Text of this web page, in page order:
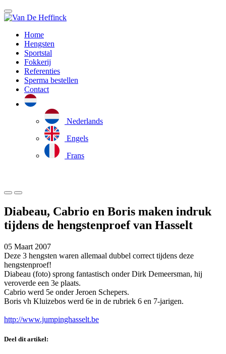
Home
Hengsten
Sportstal
Fokkerij
Referenties
Sperma bestellen
Contact
Nederlands
Engels
Frans
Diabeau, Cabrio en Boris maken indruk
tijdens de hengstenproef van Hasselt
05 Maart 2007
Deze 3 hengsten waren allemaal dubbel correct tijdens deze
hengstenproef!
Diabeau (foto) sprong fantastisch onder Dirk Demeersman, hij
veroverde een 3e plaats.
Cabrio werd 5e onder Jeroen Schepers.
Boris vh Kluizebos werd 6e in de rubriek 6 en 7-jarigen.
http://www.jumpinghasselt.be
Deel dit artikel: